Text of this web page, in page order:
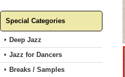
Special Categories
Deep Jazz
Jazz for Dancers
Breaks / Samples